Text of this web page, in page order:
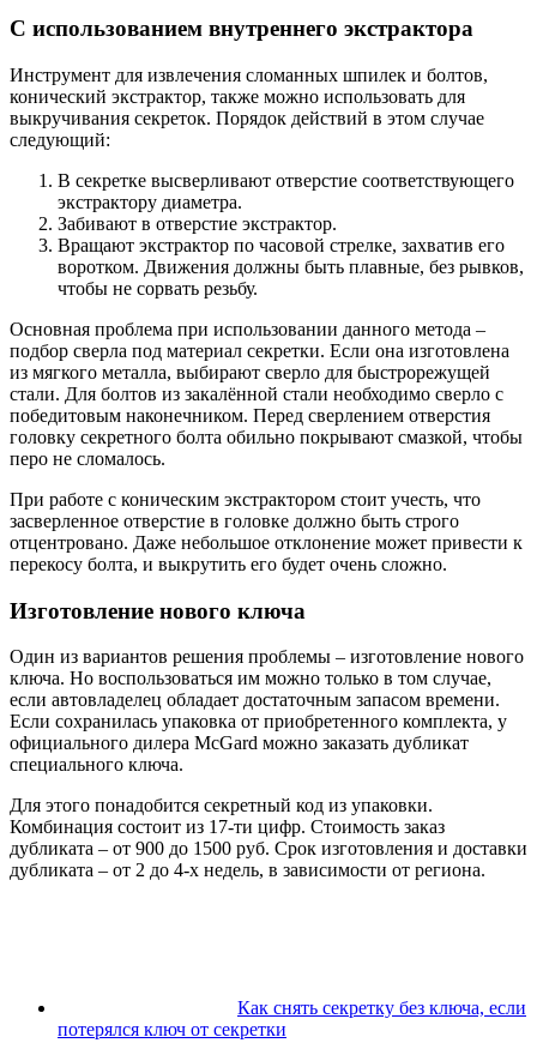
С использованием внутреннего экстрактора
Инструмент для извлечения сломанных шпилек и болтов,
конический экстрактор, также можно использовать для
выкручивания секреток. Порядок действий в этом случае
следующий:
В секретке высверливают отверстие соответствующего
экстрактору диаметра.
Забивают в отверстие экстрактор.
Вращают экстрактор по часовой стрелке, захватив его
воротком. Движения должны быть плавные, без рывков,
чтобы не сорвать резьбу.
Основная проблема при использовании данного метода –
подбор сверла под материал секретки. Если она изготовлена
из мягкого металла, выбирают сверло для быстрорежущей
стали. Для болтов из закалённой стали необходимо сверло с
победитовым наконечником. Перед сверлением отверстия
головку секретного болта обильно покрывают смазкой, чтобы
перо не сломалось.
При работе с коническим экстрактором стоит учесть, что
засверленное отверстие в головке должно быть строго
отцентровано. Даже небольшое отклонение может привести к
перекосу болта, и выкрутить его будет очень сложно.
Изготовление нового ключа
Один из вариантов решения проблемы – изготовление нового
ключа. Но воспользоваться им можно только в том случае,
если автовладелец обладает достаточным запасом времени.
Если сохранилась упаковка от приобретенного комплекта, у
официального дилера McGard можно заказать дубликат
специального ключа.
Для этого понадобится секретный код из упаковки.
Комбинация состоит из 17-ти цифр. Стоимость заказ
дубликата – от 900 до 1500 руб. Срок изготовления и доставки
дубликата – от 2 до 4-х недель, в зависимости от региона.
Как снять секретку без ключа, если
потерялся ключ от секретки